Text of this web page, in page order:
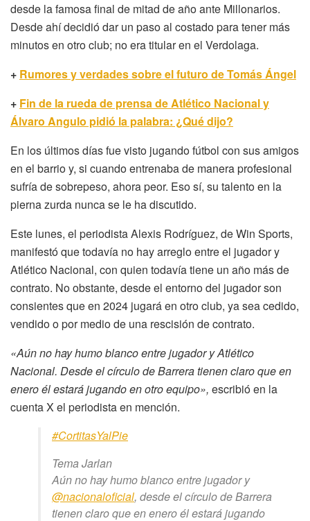
desde la famosa final de mitad de año ante Millonarios.
Desde ahí decidió dar un paso al costado para tener más
minutos en otro club; no era titular en el Verdolaga.
+ Rumores y verdades sobre el futuro de Tomás Ángel
+ Fin de la rueda de prensa de Atlético Nacional y
Álvaro Angulo pidió la palabra: ¿Qué dijo?
En los últimos días fue visto jugando fútbol con sus amigos
en el barrio y, si cuando entrenaba de manera profesional
sufría de sobrepeso, ahora peor. Eso sí, su talento en la
pierna zurda nunca se le ha discutido.
Este lunes, el periodista Alexis Rodríguez, de Win Sports,
manifestó que todavía no hay arreglo entre el jugador y
Atlético Nacional, con quien todavía tiene un año más de
contrato. No obstante, desde el entorno del jugador son
consientes que en 2024 jugará en otro club, ya sea cedido,
vendido o por medio de una rescisión de contrato.
«Aún no hay humo blanco entre jugador y Atlético
Nacional. Desde el círculo de Barrera tienen claro que en
enero él estará jugando en otro equipo», escribió en la
cuenta X el periodista en mención.
#CortitasYalPie
Tema Jarlan
Aún no hay humo blanco entre jugador y
@nacionaloficial, desde el círculo de Barrera
tienen claro que en enero él estará jugando